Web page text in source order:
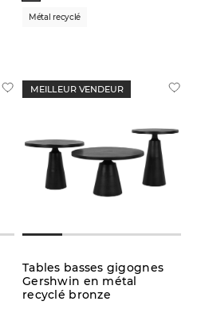
Métal recyclé
MEILLEUR VENDEUR
Tables basses gigognes
Gershwin en métal
recyclé bronze